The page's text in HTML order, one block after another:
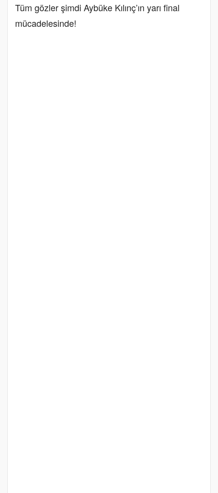
Tüm gözler şimdi Aybüke Kılınç’ın yarı final
mücadelesinde!